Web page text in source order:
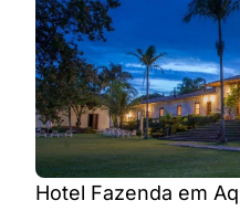
Hotel Fazenda em